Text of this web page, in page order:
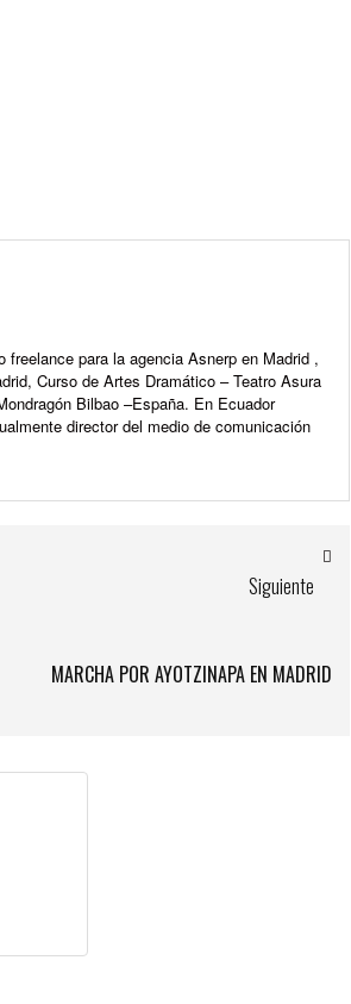
para la agencia Asnerp en Madrid ,
Curso de Artes Dramático – Teatro Asura
Bilbao –España. En Ecuador
director del medio de comunicación
Siguiente
MARCHA POR AYOTZINAPA EN MADRID